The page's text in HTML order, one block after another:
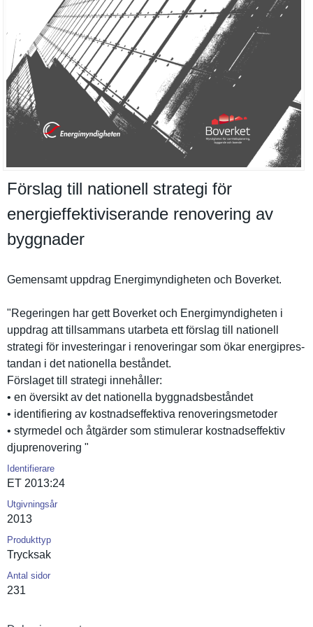
Förslag till nationell strategi för
energieffektiviserande renovering av
byggnader
Gemensamt uppdrag Energimynd­igheten och Boverket.
"Regeringe­n har gett Boverket och Energimynd­igheten i
uppdrag att tillsamman­s utarbeta ett förslag till nationell
strategi för investerin­gar i renovering­ar som ökar energipres­
tandan i det nationella beståndet.
Förslaget till strategi innehåller­:
• en översikt av det nationella byggnadsbe­ståndet
• identifier­ing av kostnadsef­fektiva renovering­smetoder
• styrmedel och åtgärder som stimulerar kostnadsef­fektiv
djuprenove­ring "
Identifierare
ET 2013:24
Utgivningsår
2013
Produkttyp
Trycksak
Antal sidor
231